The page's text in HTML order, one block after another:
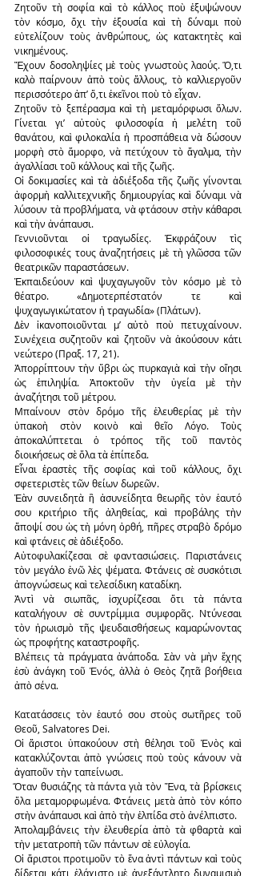
Ζητοῦν τὴ σοφία καὶ τὸ κάλλος ποὺ ἐξυψώνουν
τὸν κόσμο, ὄχι τὴν ἐξουσία καὶ τὴ δύναμι ποὺ
εὐτελίζουν τοὺς ἀνθρώπους, ὡς κατακτητὲς καὶ
νικημένους.
Ἔχουν δοσοληψίες μὲ τοὺς γνωστοὺς λαούς. Ὅ,τι
καλὸ παίρνουν ἀπὸ τοὺς ἄλλους, τὸ καλλιεργοῦν
περισσότερο ἀπ’ ὅ,τι ἐκεῖνοι ποὺ τὸ εἶχαν.
Ζητοῦν τὸ ξεπέρασμα καὶ τὴ μεταμόρφωσι ὅλων.
Γίνεται γι’ αὐτοὺς φιλοσοφία ἡ μελέτη τοῦ
θανάτου, καὶ φιλοκαλία ἡ προσπάθεια νὰ δώσουν
μορφὴ στὸ ἄμορφο, νὰ πετύχουν τὸ ἄγαλμα, τὴν
ἀγαλλίασι τοῦ κάλλους καὶ τῆς ζωῆς.
Οἱ δοκιμασίες καὶ τὰ ἀδιέξοδα τῆς ζωῆς γίνονται
ἀφορμὴ καλλιτεχνικῆς δημιουργίας καὶ δύναμι νὰ
λύσουν τὰ προβλήματα, νὰ φτάσουν στὴν κάθαρσι
καὶ τὴν ἀνάπαυσι.
Γεννιοῦνται οἱ τραγωδίες. Ἐκφράζουν τὶς
φιλοσοφικές τους ἀναζητήσεις μὲ τὴ γλῶσσα τῶν
θεατρικῶν παραστάσεων.
Ἐκπαιδεύουν καὶ ψυχαγωγοῦν τὸν κόσμο μὲ τὸ
θέατρο. «Δημοτερπέστατόν τε καὶ
ψυχαγωγικώτατον ἡ τραγωδία» (Πλάτων).
Δὲν ἱκανοποιοῦνται μ’ αὐτὸ ποὺ πετυχαίνουν.
Συνέχεια συζητοῦν καὶ ζητοῦν νὰ ἀκούσουν κάτι
νεώτερο (Πραξ. 17, 21).
Ἀπορρίπτουν τὴν ὕβρι ὡς πυρκαγιὰ καὶ τὴν οἴησι
ὡς ἐπιληψία. Ἀποκτοῦν τὴν ὑγεία μὲ τὴν
ἀναζήτησι τοῦ μέτρου.
Μπαίνουν στὸν δρόμο τῆς ἐλευθερίας μὲ τὴν
ὑπακοὴ στὸν κοινὸ καὶ θεῖο Λόγο. Τοὺς
ἀποκαλύπτεται ὁ τρόπος τῆς τοῦ παντὸς
διοικήσεως σὲ ὅλα τὰ ἐπίπεδα.
Εἶναι ἐραστὲς τῆς σοφίας καὶ τοῦ κάλλους, ὄχι
σφετεριστὲς τῶν θείων δωρεῶν.
Ἐὰν συνειδητὰ ἢ ἀσυνείδητα θεωρῆς τὸν ἑαυτό
σου κριτήριο τῆς ἀληθείας, καὶ προβάλης τὴν
ἄποψί σου ὡς τὴ μόνη ὀρθή, πῆρες στραβὸ δρόμο
καὶ φτάνεις σὲ ἀδιέξοδο.
Αὐτοφυλακίζεσαι σὲ φαντασιώσεις. Παριστάνεις
τὸν μεγάλο ἐνῶ λὲς ψέματα. Φτάνεις σὲ συσκότισι
ἀπογνώσεως καὶ τελεσίδικη καταδίκη.
Ἀντὶ νὰ σιωπᾶς, ἰσχυρίζεσαι ὅτι τὰ πάντα
καταλήγουν σὲ συντρίμμια συμφορᾶς. Ντύνεσαι
τὸν ἡρωισμὸ τῆς ψευδαισθήσεως καμαρώνοντας
ὡς προφήτης καταστροφῆς.
Βλέπεις τὰ πράγματα ἀνάποδα. Σὰν νὰ μὴν ἔχης
ἐσὺ ἀνάγκη τοῦ Ἑνός, ἀλλὰ ὁ Θεὸς ζητᾶ βοήθεια
ἀπὸ σένα.
Κατατάσσεις τὸν ἑαυτό σου στοὺς σωτῆρες τοῦ
Θεοῦ, Salvatores Dei.
Οἱ ἄριστοι ὑπακούουν στὴ θέλησι τοῦ Ἑνὸς καὶ
κατακλύζονται ἀπὸ γνώσεις ποὺ τοὺς κάνουν νὰ
ἀγαποῦν τὴν ταπείνωσι.
Ὅταν θυσιάζης τὰ πάντα γιὰ τὸν Ἕνα, τὰ βρίσκεις
ὅλα μεταμορφωμένα. Φτάνεις μετὰ ἀπὸ τὸν κόπο
στὴν ἀνάπαυσι καὶ ἀπὸ τὴν ἐλπίδα στὸ ἀνέλπιστο.
Ἀπολαμβάνεις τὴν ἐλευθερία ἀπὸ τὰ φθαρτὰ καὶ
τὴν μετατροπὴ τῶν πάντων σὲ εὐλογία.
Οἱ ἄριστοι προτιμοῦν τὸ ἕνα ἀντὶ πάντων καὶ τοὺς
δίδεται κάτι ἐλάχιστο μὲ ἀνεξάντλητο δυναμισμὸ